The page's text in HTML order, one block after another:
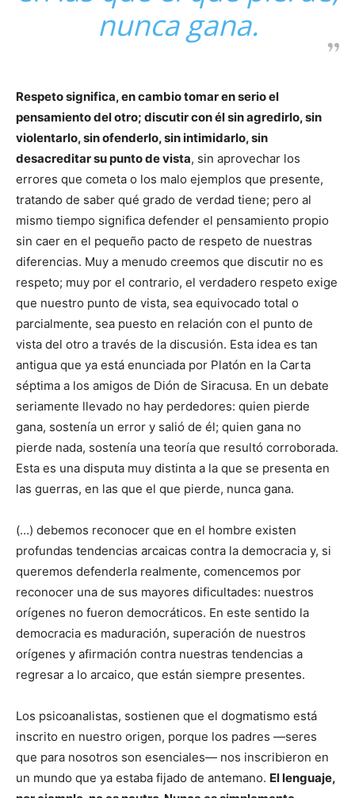
nunca gana.
Respeto significa, en cambio tomar en serio el
pensamiento del otro; discutir con él sin agredirlo, sin
violentarlo, sin ofenderlo, sin intimidarlo, sin
desacreditar su punto de vista, sin aprovechar los
errores que cometa o los malo ejemplos que presente,
tratando de saber qué grado de verdad tiene; pero al
mismo tiempo significa defender el pensamiento propio
sin caer en el pequeño pacto de respeto de nuestras
diferencias. Muy a menudo creemos que discutir no es
respeto; muy por el contrario, el verdadero respeto exige
que nuestro punto de vista, sea equivocado total o
parcialmente, sea puesto en relación con el punto de
vista del otro a través de la discusión. Esta idea es tan
antigua que ya está enunciada por Platón en la Carta
séptima a los amigos de Dión de Siracusa. En un debate
seriamente llevado no hay perdedores: quien pierde
gana, sostenía un error y salió de él; quien gana no
pierde nada, sostenía una teoría que resultó corroborada.
Esta es una disputa muy distinta a la que se presenta en
las guerras, en las que el que pierde, nunca gana.
(…) debemos reconocer que en el hombre existen
profundas tendencias arcaicas contra la democracia y, si
queremos defenderla realmente, comencemos por
reconocer una de sus mayores dificultades: nuestros
orígenes no fueron democráticos. En este sentido la
democracia es maduración, superación de nuestros
orígenes y afirmación contra nuestras tendencias a
regresar a lo arcaico, que están siempre presentes.
Los psicoanalistas, sostienen que el dogmatismo está
inscrito en nuestro origen, porque los padres —seres
que para nosotros son esenciales— nos inscribieron en
un mundo que ya estaba fijado de antemano. El lenguaje,